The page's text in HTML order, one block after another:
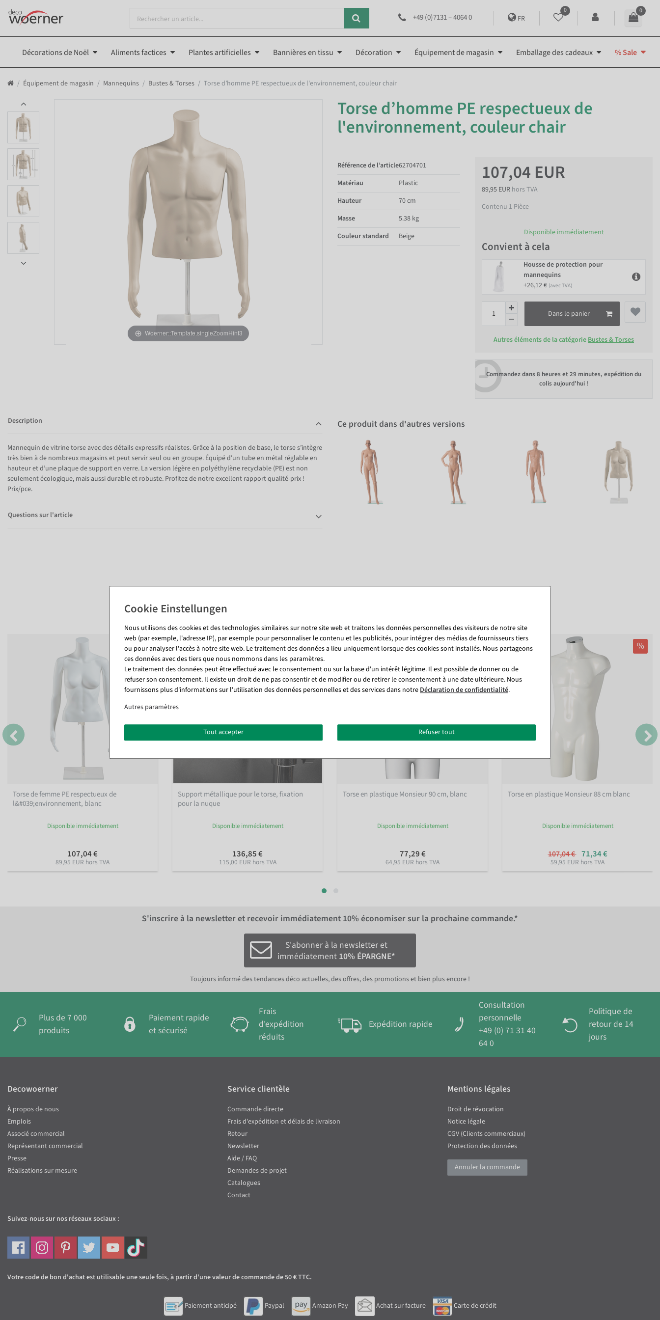
+49 (0)7131 – 4064 0 FR
0 0
Décorations de Noël Aliments factices Plantes artificielles Bannières en tissu Décoration Équipement de magasin Emballage des cadeaux % Sale
Équipement de magasin Mannequins Bustes & Torses Torse d’homme PE respectueux de l'environnement, couleur chair
Item 1 of 9
Woerner::Template.singleZoomHint3
Torse d’homme PE respectueux de
l'environnement, couleur chair
107,04 EUR
89,95 EUR hors TVA
Contenu 1 Pièce
Disponible immédiatement
Convient à cela
Housse de protection pour
mannequins
+26,12 € (avec TVA)
Dans le panier
Autres éléments de la catégorieBustes & Torses
Commandez dans 8 heures et 29 minutes, expédition du
colis aujourd'hui !
Référence de l’article62704701
Matériau
Plastic
Hauteur
70 cm
Masse
5.38 kg
Couleur standard
Beige
Description
Mannequin de vitrine torse avec des détails expressifs réalistes. Grâce à la position de base, le torse s’intègre
très bien à de nombreux magasins et peut servir seul ou en groupe. Équipé d'un tube en métal réglable en
hauteur et d’une plaque de support en verre. La version légère en polyéthylène recyclable (PE) est non
seulement écologique, mais aussi durable et robuste. Profitez de notre excellent rapport qualité-prix !
Prix/pce.
Questions sur l'article
Ce produit dans d'autres versions
Torse de femme PE respectueux de
l&#039;environnement, blanc
Disponible immédiatement
107,04 €
89,95 EUR hors TVA
Support métallique pour le torse, fixation
pour la nuque
Disponible immédiatement
136,85 €
115,00 EUR hors TVA
Torse en plastique Monsieur 90 cm, blanc
Disponible immédiatement
77,29 €
64,95 EUR hors TVA
%
Torse en plastique Monsieur 88 cm blanc
Disponible immédiatement
107,04 € 71,34 €
59,95 EUR hors TVA
S'inscrire à la newsletter et recevoir immédiatement 10% économiser sur la prochaine commande.*
S'abonner à la newsletter et
immédiatement 10% ÉPARGNE*
Toujours informé des tendances déco actuelles, des offres, des promotions et bien plus encore !
Plus de 7 000
produits
Paiement rapide
et sécurisé
Frais
d'expédition
réduits
Expédition rapide
Consultation
personnelle
+49 (0) 71 31 40
64 0
Politique de
retour de 14
jours
Nous utilisons des cookies et des technologies similaires sur notre site web et traitons les données personnelles des visiteurs de notre site
web (par exemple, l'adresse IP), par exemple pour personnaliser le contenu et les publicités, pour intégrer des médias de fournisseurs tiers
ou pour analyser l'accès à notre site web. Le traitement des données a lieu uniquement lorsque des cookies sont installés. Nous partageons
ces données avec des tiers que nous nommons dans les paramètres.
Le traitement des données peut être effectué avec le consentement ou sur la base d'un intérêt légitime. Il est possible de donner ou de
refuser son consentement. Il existe un droit de ne pas consentir et de modifier ou de retirer le consentement à une date ultérieure. Nous
fournissons plus d'informations sur l'utilisation des données personnelles et des services dans notre Déclaration de confidentialité.
Autres paramètres
Tout accepter Refuser tout
Decowoerner
À propos de nous
Emplois
Associé commercial
Représentant commercial
Presse
Réalisations sur mesure
Service clientèle
Commande directe
Frais d'expédition et délais de livraison
Retour
Newsletter
Aide / FAQ
Demandes de projet
Catalogues
Contact
Mentions légales
Droit de révocation
Notice légale
CGV (Clients commerciaux)
Protection des données
Annuler la commande
Suivez-nous sur nos réseaux sociaux :
Votre code de bon d'achat est utilisable une seule fois, à partir d'une valeur de commande de 50 € TTC.
Paiement anticipé Paypal Amazon Pay Achat sur facture Carte de crédit